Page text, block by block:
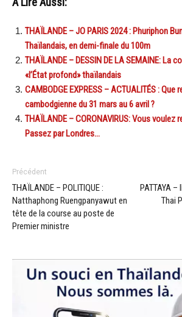
THAÏLANDE – JO PARIS 2024 : Phuriphon
Thaïlandais, en demi-finale du 100m
THAÏLANDE – DESSIN DE LA SEMAINE: La
«l’État profond» thaïlandais
CAMBODGE EXPRESS – ACTUALITÉS : Que
cambodgienne du 31 mars au 6 avril ?
THAÏLANDE – CORONAVIRUS: Vous voulez
Passez par Londres…
Précédent
THAÏLANDE – POLITIQUE :
Natthaphong Ruengpanyawut en
tête de la course au poste de
Premier ministre
PATTAYA –
Thai